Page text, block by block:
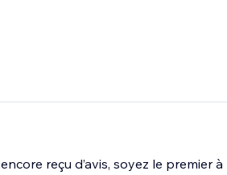
reçu d’avis, soyez le premier à